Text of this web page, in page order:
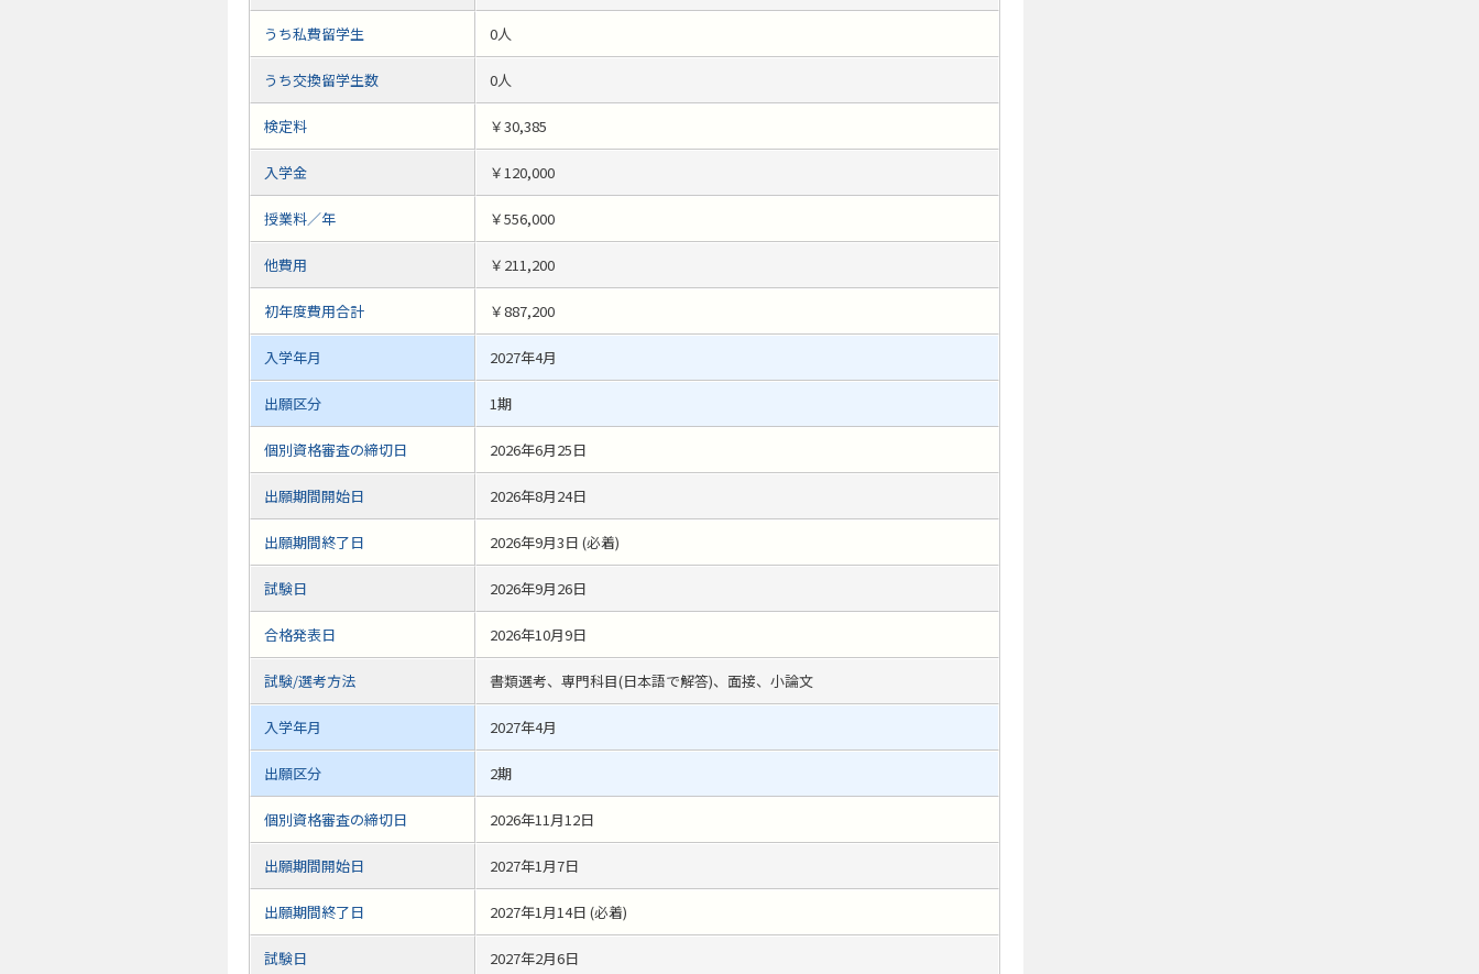
うち私費留学生 0人
うち交換留学生数 0人
検定料 ￥30,385
入学金 ￥120,000
授業料／年 ￥556,000
他費用 ￥211,200
初年度費用合計 ￥887,200
入学年月 2027年4月
出願区分 1期
個別資格審査の締切日 2026年6月25日
出願期間開始日 2026年8月24日
出願期間終了日 2026年9月3日 (必着)
試験日 2026年9月26日
合格発表日 2026年10月9日
試験/選考方法 書類選考、専門科目(日本語で解答)、面接、小論文
入学年月 2027年4月
出願区分 2期
個別資格審査の締切日 2026年11月12日
出願期間開始日 2027年1月7日
出願期間終了日 2027年1月14日 (必着)
試験日 2027年2月6日